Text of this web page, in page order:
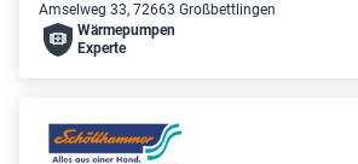
Amselweg 33, 72663 Großbettlingen
Wärme­pumpen
Experte